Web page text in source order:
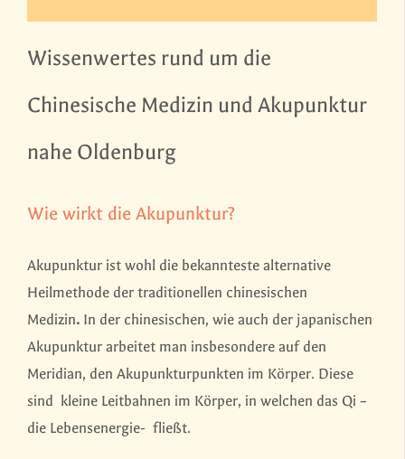
Wissenwertes rund um die
Chinesische Medizin und Akupunktur
nahe Oldenburg
Wie wirkt die Akupunktur?
Akupunktur ist wohl die bekannteste alternative
Heilmethode der traditionellen chinesischen
Medizin. In der chinesischen, wie auch der japanischen
Akupunktur arbeitet man insbesondere auf den
Meridian, den Akupunkturpunkten im Körper. Diese
sind kleine Leitbahnen im Körper, in welchen das Qi –
die Lebensenergie- fließt.